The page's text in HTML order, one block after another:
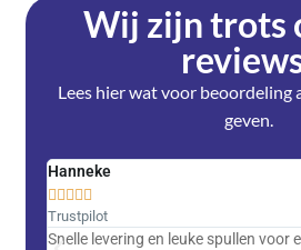
Wij zijn trots
Lees hier wat voor beoordeling
geven.
Hanneke

Trustpilot
Snelle levering en leuke spullen voor